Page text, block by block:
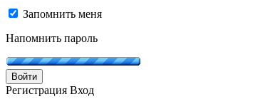
Запомнить меня
Напомнить пароль
Войти
Регистрация Вход